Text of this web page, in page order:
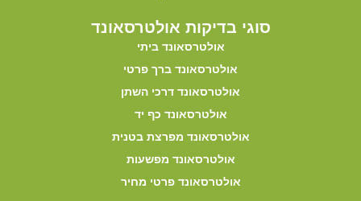
סוגי בדיקות אולטרסאונד
אולטרסאונד ביתי
אולטרסאונד ברך פרטי
אולטרסאונד דרכי השתן
אולטרסאונד כף יד
אולטרסאונד מפרצת בטנית
אולטרסאונד מפשעות
אולטרסאונד פרטי מחיר